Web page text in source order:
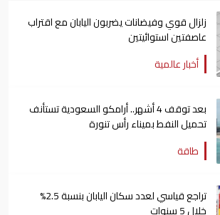
زلزال قوي وفيضانات يضربون اليابان مع اقتراب
عاصفتين استوائيتين
أخبار عالمية
بعد توقف 4 أشهر.. أرامكو السعودية تستأنف
تحميل النفط بميناء رأس تنورة
طاقة
تراجع قياسي لعدد سكان اليابان بنسبة 2.5%
خلال 5 سنوات